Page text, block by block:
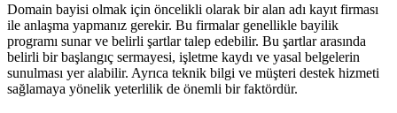
Domain bayisi olmak için öncelikli olarak bir alan adı kayıt firması
ile anlaşma yapmanız gerekir. Bu firmalar genellikle bayilik
programı sunar ve belirli şartlar talep edebilir. Bu şartlar arasında
belirli bir başlangıç sermayesi, işletme kaydı ve yasal belgelerin
sunulması yer alabilir. Ayrıca teknik bilgi ve müşteri destek hizmeti
sağlamaya yönelik yeterlilik de önemli bir faktördür.